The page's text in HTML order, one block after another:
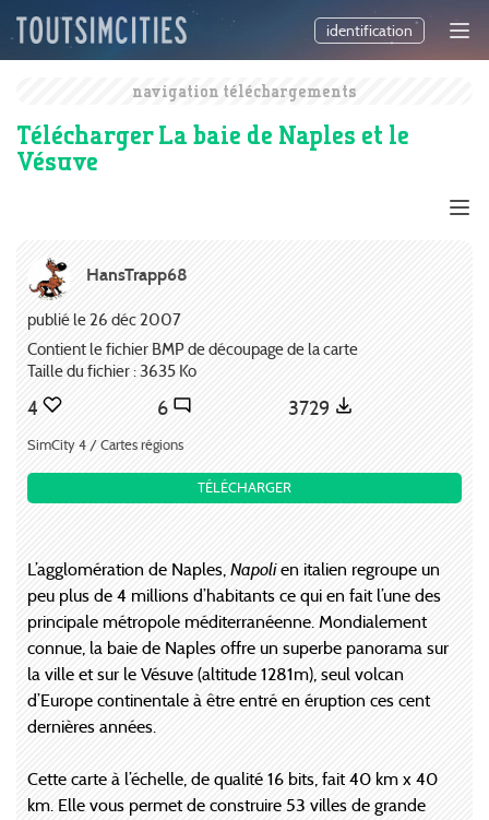
identification
navigation téléchargements
Télécharger La baie de Naples et le
Vésuve
HansTrapp68
publié le 26 déc 2007
Contient le fichier BMP de découpage de la carte
Taille du fichier : 3635 Ko
4 6 3729
SimCity 4 / Cartes régions
TÉLÉCHARGER
L’agglomération de Naples, Napolien italien regroupe un
peu plus de 4 millions d’habitants ce qui en fait l’une des
principale métropole méditerranéenne. Mondialement
connue, la baie de Naples offre un superbe panorama sur
la ville et sur le Vésuve (altitude 1281m), seul volcan
d’Europe continentale à être entré en éruption ces cent
dernières années.
Cette carte à l’échelle, de qualité 16 bits, fait 40 km x 40
km. Elle vous permet de construire 53 villes de grande